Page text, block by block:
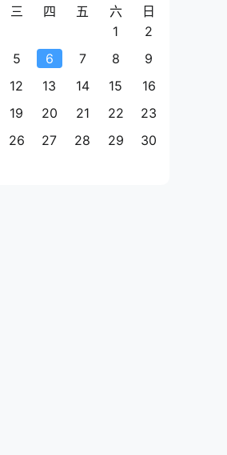
三 四 五 六
日
1
2
5 6 7 8
9
12 13 14 15
16
19 20 21 22
23
26 27 28 29
30